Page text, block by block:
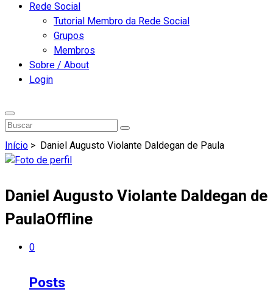
Rede Social
Tutorial Membro da Rede Social
Grupos
Membros
Sobre / About
Login
Início > Daniel Augusto Violante Daldegan de Paula
Daniel Augusto Violante Daldegan de
PaulaOffline
0
Posts